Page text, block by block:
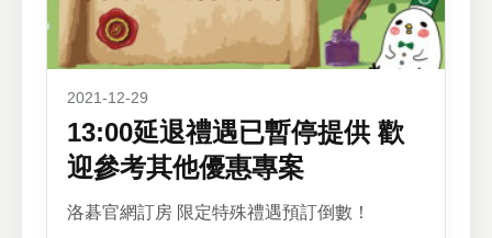
2021-12-29
13:00延退禮遇已暫停提供 歡
迎參考其他優惠專案
洛碁官網訂房 限定特殊禮遇預訂倒數！